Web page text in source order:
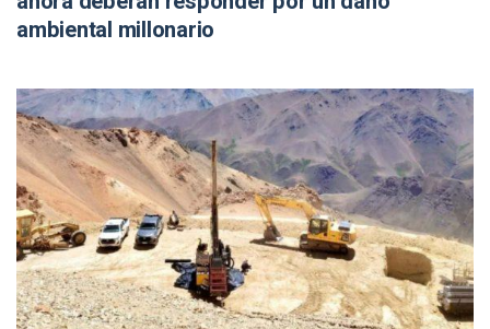
ambiental millonario